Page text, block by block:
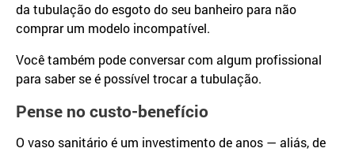
da tubulação do esgoto do seu banheiro para não
comprar um modelo incompatível.
Você também pode conversar com algum profissional
para saber se é possível trocar a tubulação.
Pense no custo-benefício
O vaso sanitário é um investimento de anos — aliás, de